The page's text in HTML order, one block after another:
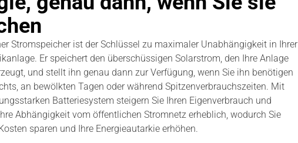
Stromspeicher ist der Schlüssel zu maximaler Unabhängigkeit in Ihrer
Er speichert den überschüssigen Solarstrom, den Ihre Anlage
und stellt ihn genau dann zur Verfügung, wenn Sie ihn benötigen
an bewölkten Tagen oder während Spitzenverbrauchszeiten. Mit
Batteriesystem steigern Sie Ihren Eigenverbrauch und
Abhängigkeit vom öffentlichen Stromnetz erheblich, wodurch Sie
sparen und Ihre Energieautarkie erhöhen.